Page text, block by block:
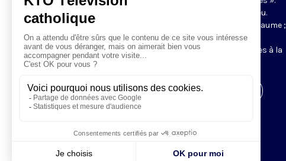
Chaque jour, vivez avec la Parole de Dieu.
Lundi, la première lecture ; mardi, le psaume ;
mercredi, la deuxième lecture ; jeudi,
l’Évangile ; vendredi, les quatre épisodes à la
Visiter la page de l'émission